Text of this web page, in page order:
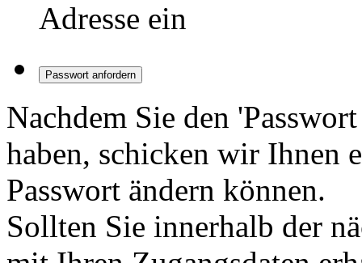
Adresse ein
Passwort anfordern
Nachdem Sie den
haben, schicken wir Ihnen
Passwort ändern können.
Sollten Sie innerhalb der